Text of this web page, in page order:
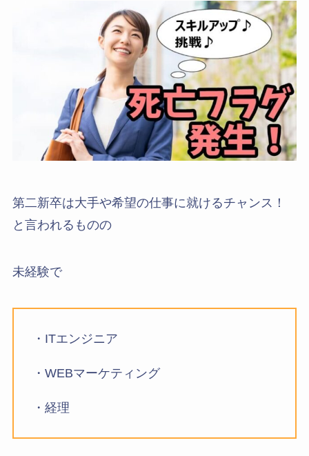
第二新卒は大手や希望の仕事に就けるチャンス！
と言われるものの
未経験で
・ITエンジニア
・WEBマーケティング
・経理